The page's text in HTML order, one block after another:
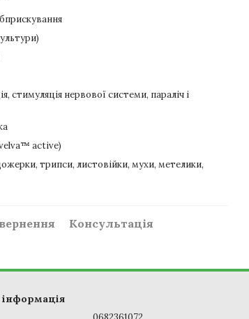
стимуляція нервової системи, параліч і
active)
трипси, листовійки, мухи, метелики,
Консультація